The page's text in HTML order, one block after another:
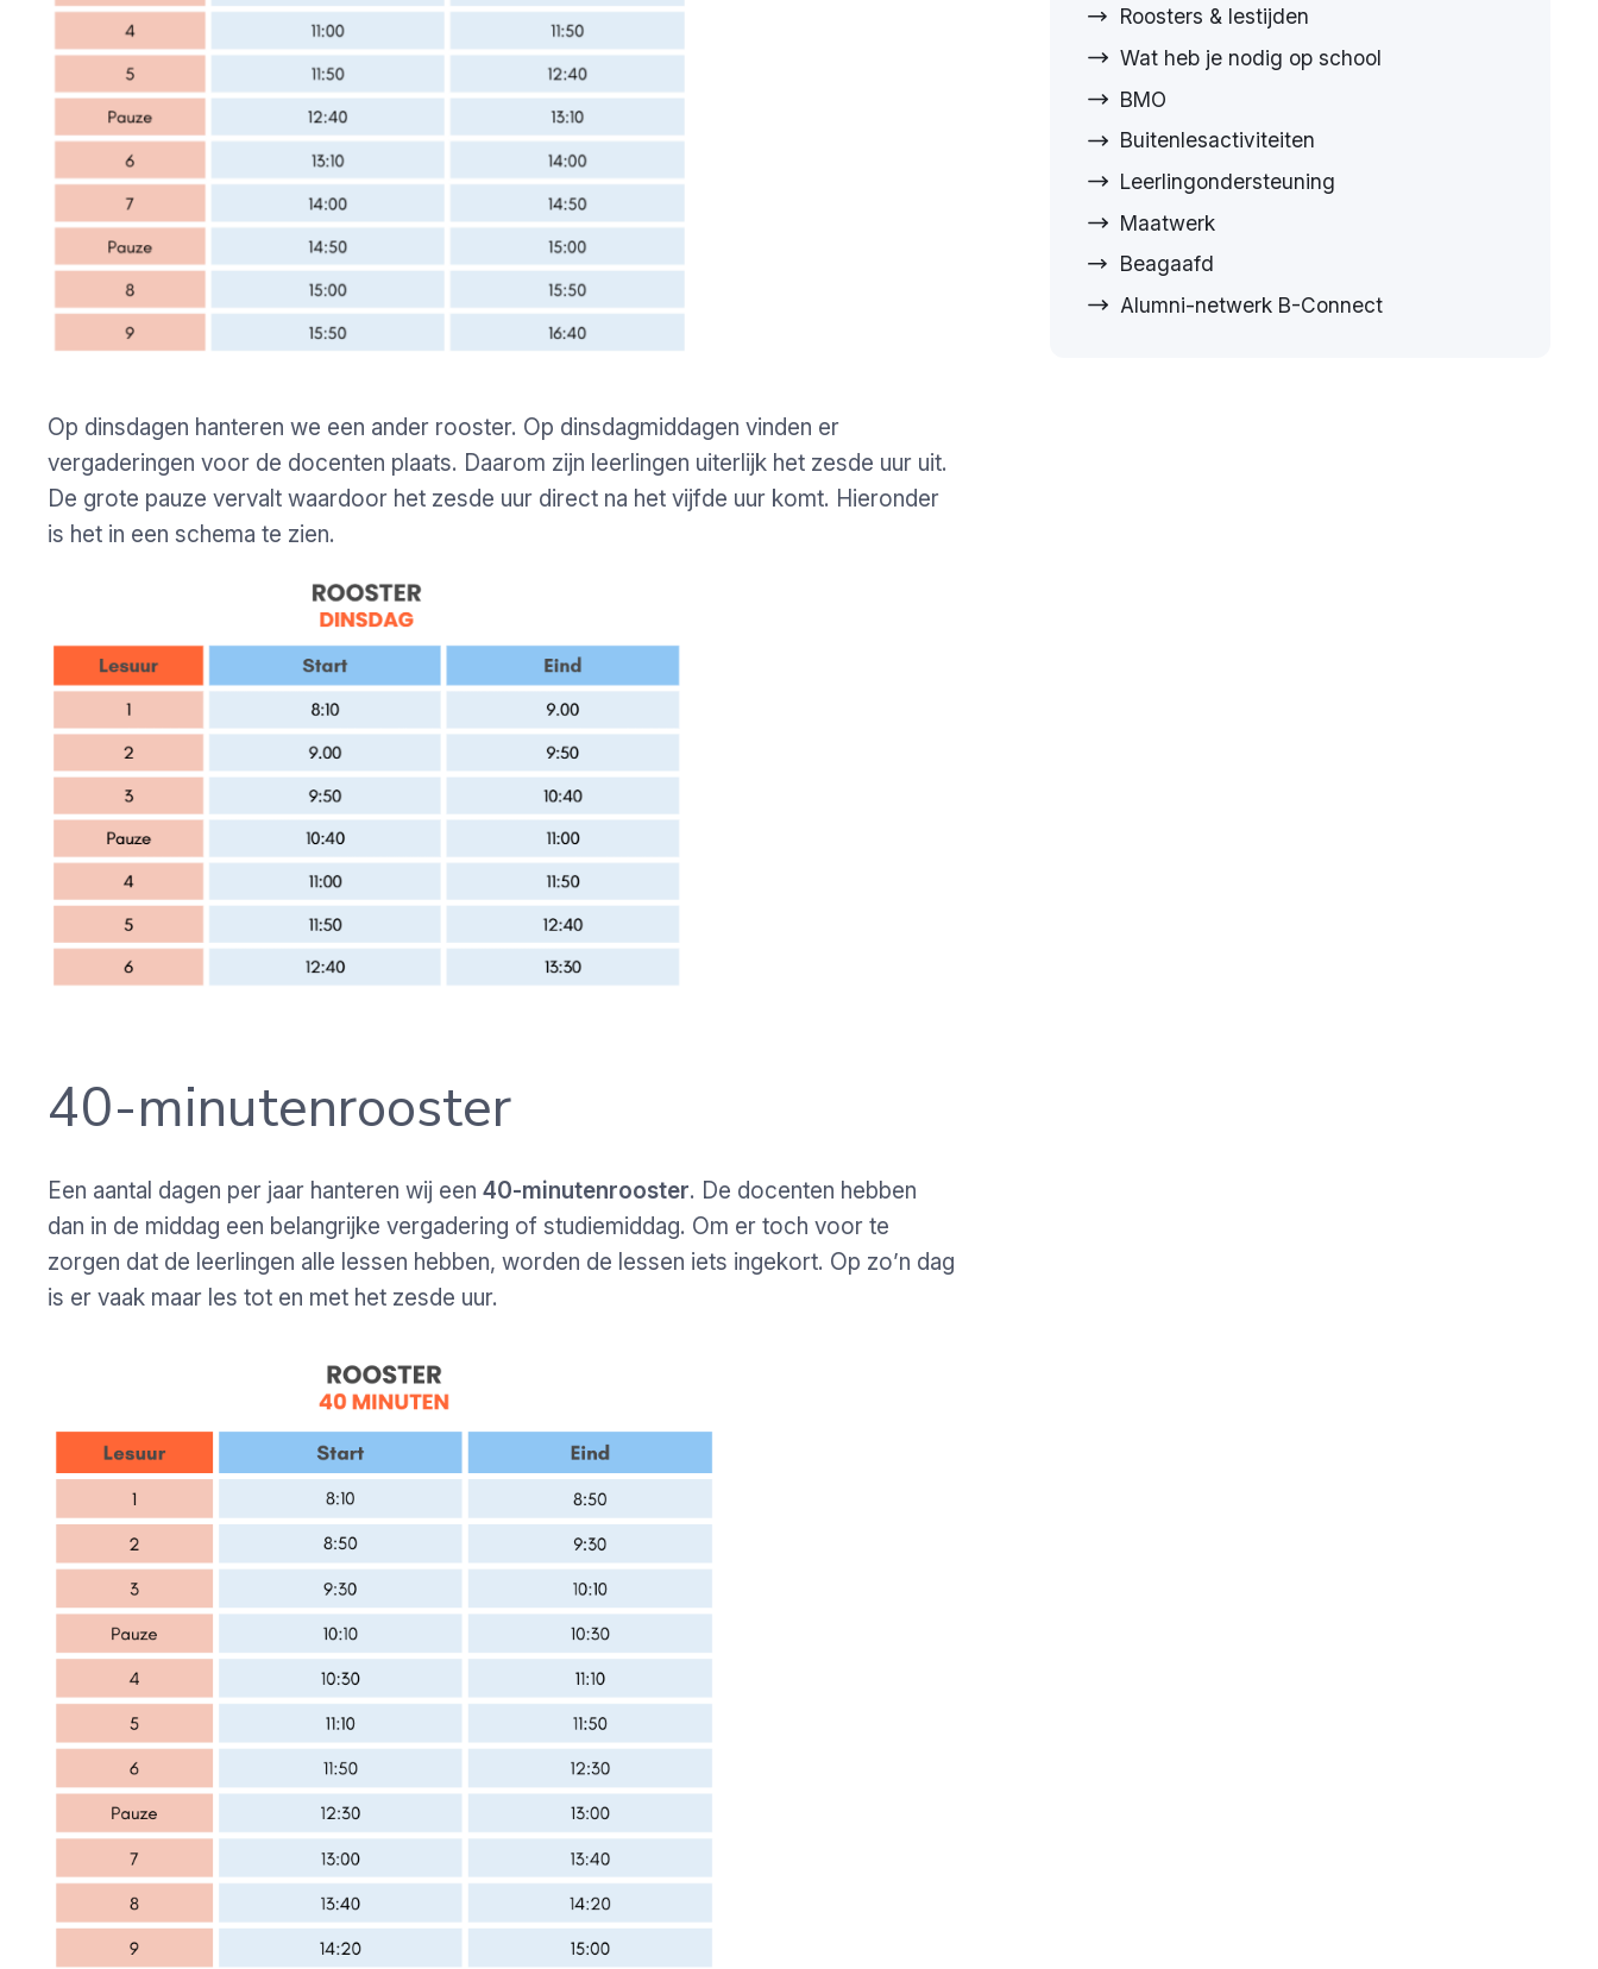
Op dinsdagen hanteren we een ander rooster. Op dinsdagmiddagen vinden er
vergaderingen voor de docenten plaats. Daarom zijn leerlingen uiterlijk het zesde uur uit.
De grote pauze vervalt waardoor het zesde uur direct na het vijfde uur komt. Hieronder
is het in een schema te zien.
40-minutenrooster
Een aantal dagen per jaar hanteren wij een40-minutenrooster. De docenten hebben
dan in de middag een belangrijke vergadering of studiemiddag. Om er toch voor te
zorgen dat de leerlingen alle lessen hebben, worden de lessen iets ingekort. Op zo’n dag
is er vaak maar les tot en met het zesde uur.
Roosters & lestijden
Wat heb je nodig op school
BMO
Buitenlesactiviteiten
Leerlingondersteuning
Maatwerk
Beagaafd
Alumni-netwerk B-Connect